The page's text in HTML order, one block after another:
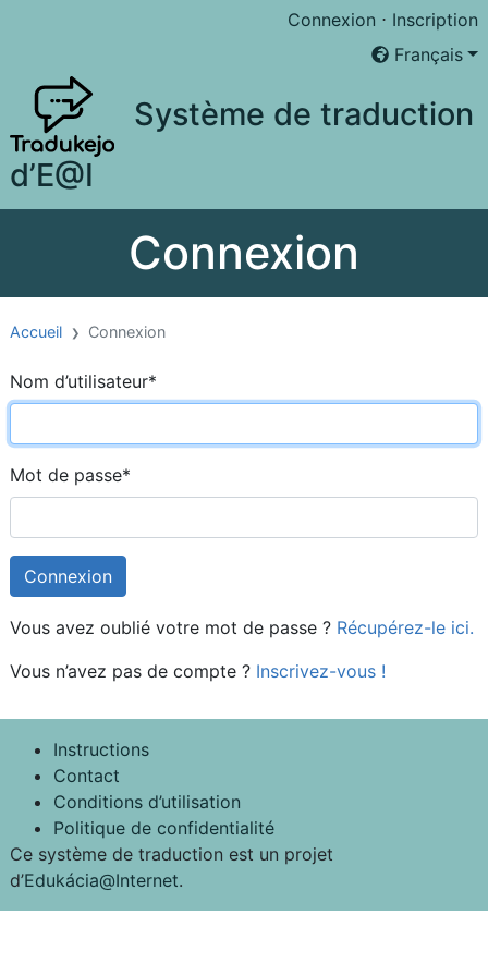
Connexion ⋅ Inscription
Français
Système de traduction
d’E@I
Connexion
Accueil Connexion
Nom d’utilisateur*
Mot de passe*
Vous avez oublié votre mot de passe ? Récupérez-le ici.
Vous n’avez pas de compte ? Inscrivez-vous !
Instructions
Contact
Conditions d’utilisation
Politique de confidentialité
Ce système de traduction est un projet
d’Edukácia@Internet.